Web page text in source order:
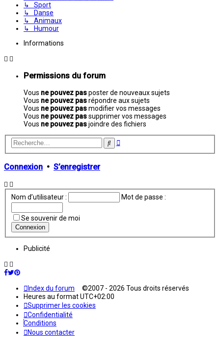
↳ Sport
↳ Danse
↳ Animaux
↳ Humour
Informations
Permissions du forum
Vous ne pouvez pasposter de nouveaux sujets
Vous ne pouvez pasrépondre aux sujets
Vous ne pouvez pasmodifier vos messages
Vous ne pouvez passupprimer vos messages
Vous ne pouvez pasjoindre des fichiers
Rechercher
Recherche
Connexion • S’enregistrer
Nom d’utilisateur : Mot de passe :
Se souvenir de moi
Publicité
Index du forum ©2007 - 2026 Tous droits réservés
Heures au formatUTC+02:00
Supprimer les cookies
Confidentialité
Conditions
Nous contacter